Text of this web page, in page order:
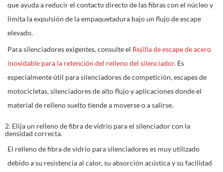
que ayuda a reducir el contacto directo de las fibras con el núcleo y
limita la expulsión de la empaquetadura bajo un flujo de escape
elevado.
Para silenciadores exigentes, consulte el Rejilla de escape de acero
inoxidable para la retención del relleno del silenciador. Es
especialmente útil para silenciadores de competición, escapes de
motocicletas, silenciadores de alto flujo y aplicaciones donde el
material de relleno suelto tiende a moverse o a salirse.
2. Elija un relleno de fibra de vidrio para el silenciador con la
densidad correcta.
El relleno de fibra de vidrio para silenciadores es muy utilizado
debido a su resistencia al calor, su absorción acústica y su facilidad